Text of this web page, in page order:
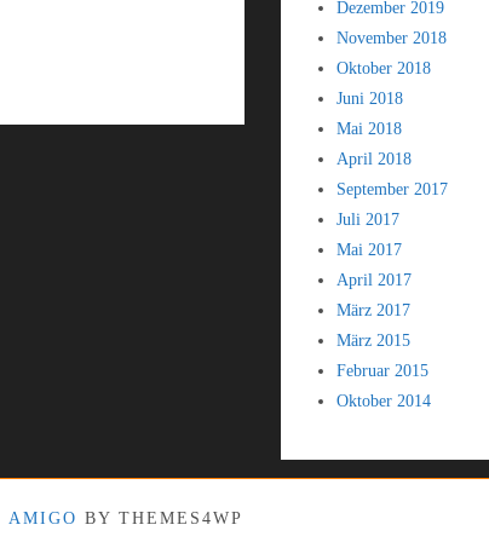
Dezember 2019
November 2018
Oktober 2018
Juni 2018
Mai 2018
April 2018
September 2017
Juli 2017
Mai 2017
April 2017
März 2017
März 2015
Februar 2015
Oktober 2014
AMIGO BY THEMES4WP